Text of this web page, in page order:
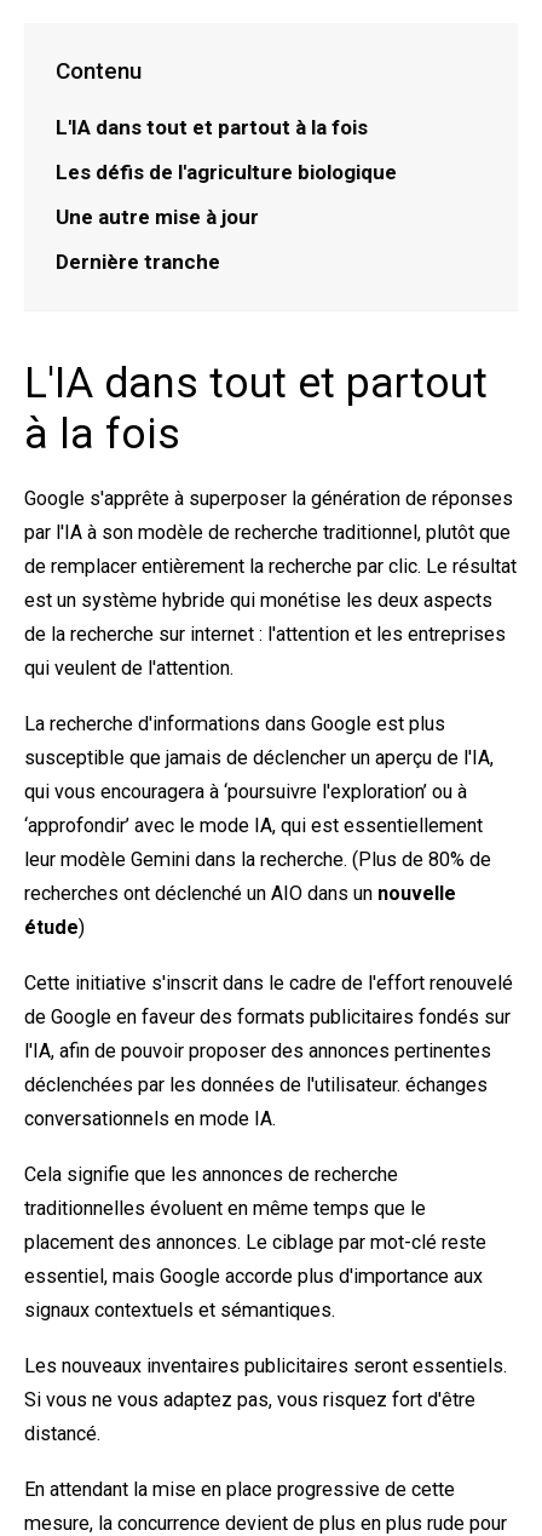
Contenu
L'IA dans tout et partout à la fois
Les défis de l'agriculture biologique
Une autre mise à jour
Dernière tranche
L'IA dans tout et partout
à la fois
Google s'apprête à superposer la génération de réponses
par l'IA à son modèle de recherche traditionnel, plutôt que
de remplacer entièrement la recherche par clic. Le résultat
est un système hybride qui monétise les deux aspects
de la recherche sur internet : l'attention et les entreprises
qui veulent de l'attention.
La recherche d'informations dans Google est plus
susceptible que jamais de déclencher un aperçu de l'IA,
qui vous encouragera à ‘poursuivre l'exploration’ ou à
‘approfondir’ avec le mode IA, qui est essentiellement
leur modèle Gemini dans la recherche. (Plus de 80% de
recherches ont déclenché un AIO dans un nouvelle
étude)
Cette initiative s'inscrit dans le cadre de l'effort renouvelé
de Google en faveur des formats publicitaires fondés sur
l'IA, afin de pouvoir proposer des annonces pertinentes
déclenchées par les données de l'utilisateur. échanges
conversationnels en mode IA.
Cela signifie que les annonces de recherche
traditionnelles évoluent en même temps que le
placement des annonces. Le ciblage par mot-clé reste
essentiel, mais Google accorde plus d'importance aux
signaux contextuels et sémantiques.
Les nouveaux inventaires publicitaires seront essentiels.
Si vous ne vous adaptez pas, vous risquez fort d'être
distancé.
En attendant la mise en place progressive de cette
mesure, la concurrence devient de plus en plus rude pour